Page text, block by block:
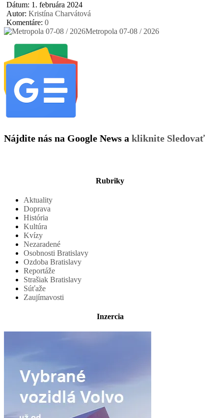
Dátum: 1. februára 2024
Autor: Kristína Charvátová
Komentáre: 0
Metropola 07-08 / 2026
Nájdite nás na Google News a kliknite Sledovať
Rubriky
Aktuality
Doprava
História
Kultúra
Kvízy
Nezaradené
Osobnosti Bratislavy
Ozdoba Bratislavy
Reportáže
Strašiak Bratislavy
Súťaže
Zaujímavosti
Inzercia